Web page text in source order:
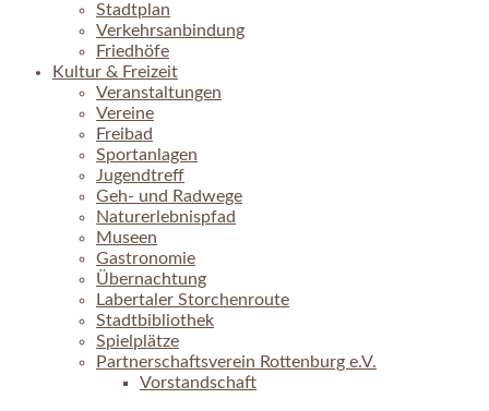
Stadtplan
Verkehrsanbindung
Friedhöfe
Kultur & Freizeit
Veranstaltungen
Vereine
Freibad
Sportanlagen
Jugendtreff
Geh- und Radwege
Naturerlebnispfad
Museen
Gastronomie
Übernachtung
Labertaler Storchenroute
Stadtbibliothek
Spielplätze
Partnerschaftsverein Rottenburg e.V.
Vorstandschaft